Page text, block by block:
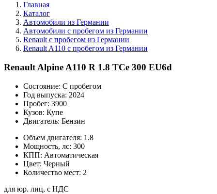
Главная
Каталог
Автомобили из Германии
Автомобили с пробегом из Германии
Renault с пробегом из Германии
Renault A110 с пробегом из Германии
Renault Alpine A110 R 1.8 TCe 300 EU6d
Состояние: С пробегом
Год выпуска: 2024
Пробег: 3900
Кузов: Купе
Двигатель: Бензин
Объем двигателя: 1.8
Мощность, лс: 300
КПП: Автоматическая
Цвет: Черный
Количество мест: 2
для юр. лиц, с НДС